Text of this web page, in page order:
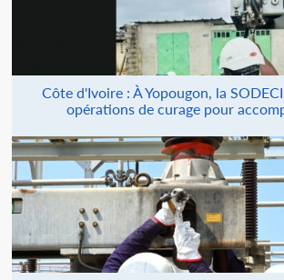
Côte d'Ivoire : À Yopougon, la
opérations de curage pour